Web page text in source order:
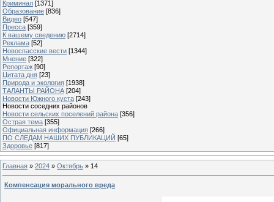
Криминал [1371]
Образование [836]
Видео [547]
Пресса [359]
К вашему сведению [2714]
Реклама [52]
Новоспасские вести [1344]
Мнение [322]
Репортаж [90]
Цитата дня [23]
Природа и экология [1938]
ТАЛАНТЫ РАЙОНА [204]
Новости Южного куста [243]
Новости соседних районов
Новости сельских поселений района [356]
Острая тема [355]
Официальная информация [266]
ПО СЛЕДАМ НАШИХ ПУБЛИКАЦИЙ [65]
Здоровье [817]
Главная » 2024 » Октябрь » 14
Компенсация морального вреда